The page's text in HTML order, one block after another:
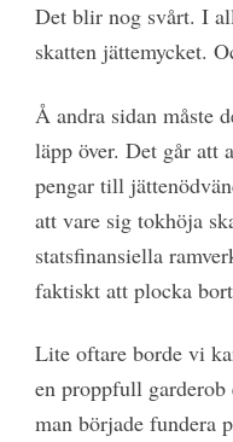
Det blir nog svårt. I
skatten jättemycket.
Å andra sidan måste
läpp över. Det går att
pengar till
att vare sig tokhöja
statsfinansiella
faktiskt att plocka
Lite oftare borde vi
en proppfull
man började fundera